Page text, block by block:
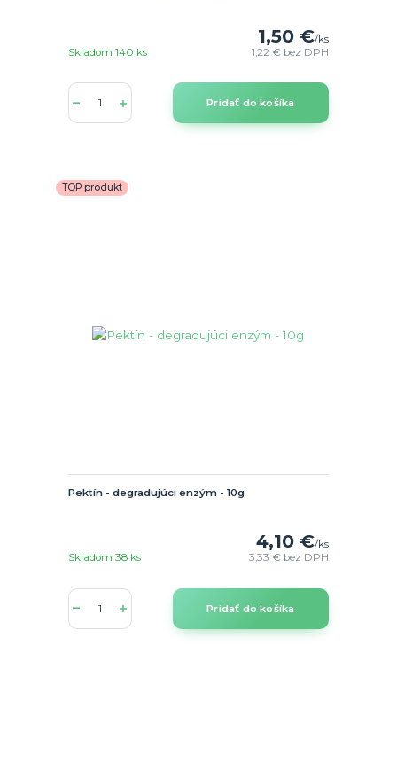
1,50 €/ks
1,22 € bez DPH
Skladom 140 ks
Pridať do košíka
TOP produkt
Pektín - degradujúci enzým - 10g
4,10 €/ks
3,33 € bez DPH
Skladom 38 ks
Pridať do košíka